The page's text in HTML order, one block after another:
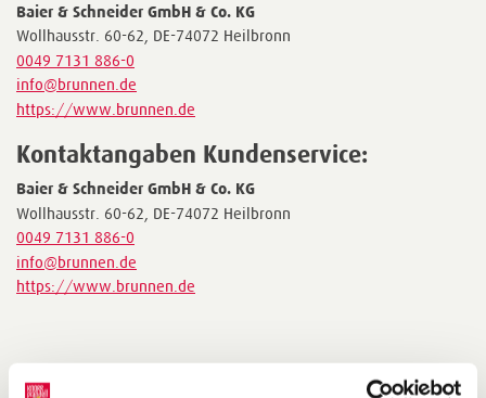
Baier & Schneider GmbH & Co. KG
Wollhausstr. 60-62, DE-74072 Heilbronn
0049 7131 886-0
info@brunnen.de
https://www.brunnen.de
Kontaktangaben Kundenservice:
Baier & Schneider GmbH & Co. KG
Wollhausstr. 60-62, DE-74072 Heilbronn
0049 7131 886-0
info@brunnen.de
https://www.brunnen.de